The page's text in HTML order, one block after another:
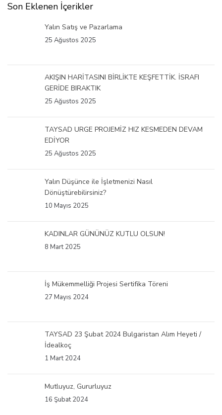
Son Eklenen İçerikler
Yalın Satış ve Pazarlama
25 Ağustos 2025
AKIŞIN HARİTASINI BİRLİKTE KEŞFETTİK. İSRAFI
GERİDE BIRAKTIK
25 Ağustos 2025
TAYSAD URGE PROJEMİZ HIZ KESMEDEN DEVAM
EDİYOR
25 Ağustos 2025
Yalın Düşünce ile İşletmenizi Nasıl
Dönüştürebilirsiniz?
10 Mayıs 2025
KADINLAR GÜNÜNÜZ KUTLU OLSUN!
8 Mart 2025
İş Mükemmelliği Projesi Sertifika Töreni
27 Mayıs 2024
TAYSAD 23 Şubat 2024 Bulgaristan Alım Heyeti /
İdealkoç
1 Mart 2024
Mutluyuz, Gururluyuz
16 Şubat 2024